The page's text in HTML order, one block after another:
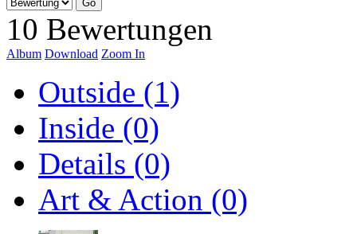
10 Bewertungen
Album Download Zoom In
Outside (1)
Inside (0)
Details (0)
Art & Action (0)